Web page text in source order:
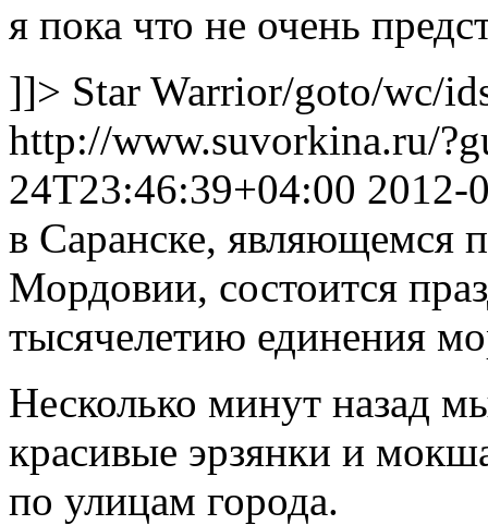
я пока что не очень
]]> Star Warrior/goto/wc/
http://www.suvorkina.ru/
24T23:46:39+04:00 2012-
в Саранске, являющемся
Мордовии, состоится
тысячелетию единения
Несколько минут назад
красивые эрзянки и
по улицам города.